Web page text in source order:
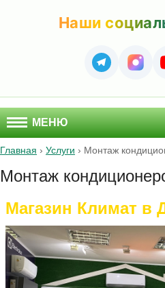
Наши
МЕНЮ
Главная › Услуги › Монтаж
Монтаж
Магазин Климат в